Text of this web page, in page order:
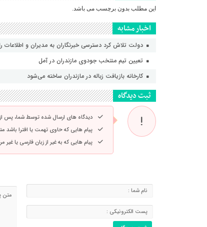
این مطلب بدون برچسب می باشد.
اخبار مشابه
دولت تلاش کرد دسترسی خبرنگاران به مدیران و اطلاعات
تعیین تیم منتخب جودوی مازندران در آمل
کارخانه بازیافت زباله در مازندران ساخته می‌شود
ثبت دیدگاه
دیدگاه های ارسال شده توسط شما، پس
پیام هایی که حاوی تهمت یا افترا باشد
پیام هایی که به غیر از زبان فارسی یا